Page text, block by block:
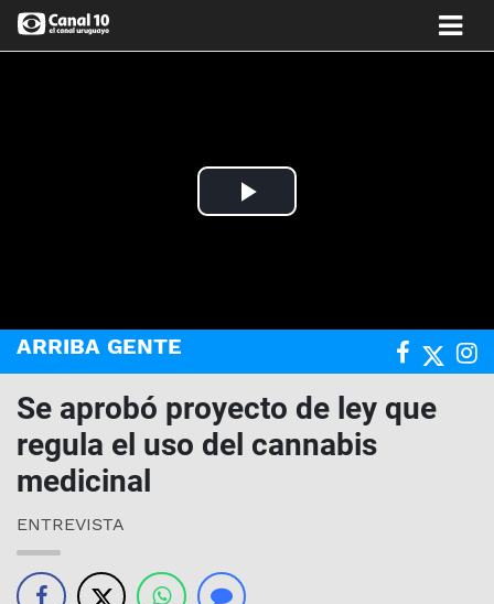
Play
ARRIBA GENTE
Se aprobó proyecto de ley que
regula el uso del cannabis
medicinal
ENTREVISTA